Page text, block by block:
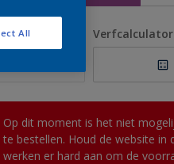
Verfcalculator
Op dit moment is het niet
te bestellen. Houd de website in
werken er hard aan om de
All